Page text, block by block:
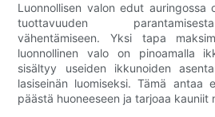
Luonnollisen valon edut auringossa
tuottavuuden
vähentämiseen. Yksi tapa
luonnollinen valo on pinoamalla
sisältyy useiden ikkunoiden
lasiseinän luomiseksi. Tämä antaa
päästä huoneeseen ja tarjoaa kauniit